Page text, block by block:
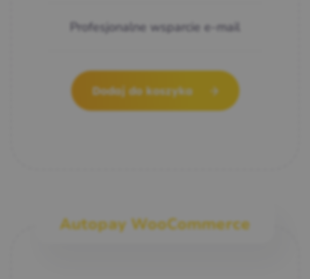
Profesjonalne wsparcie e-mail
Dodaj do koszyka
Autopay WooCommerce